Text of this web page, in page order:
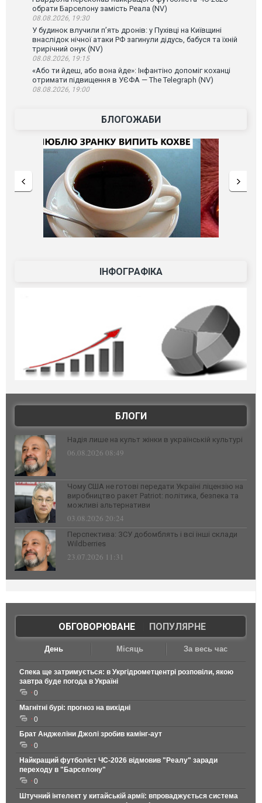
обрати Барселону замість Реала (NV)
08.08.2026, 19:30
У будинок влучили п’ять дронів: у Пухівці на Київщині
внаслідок нічної атаки РФ загинули дідусь, бабуся та їхній
трирічний онук (NV)
08.08.2026, 19:15
«Або ти йдеш, або вона йде»: Інфантіно допоміг коханці
отримати підвищення в УЄФА — The Telegraph (NV)
08.08.2026, 19:00
БЛОГОЖАБИ
ІНФОГРАФІКА
БЛОГИ
Надія лише на культ жінки в українській культурі
06.08.2026 08:49
Чому США не готові передати Україні ліцензію на
виробництво ракет Patriot: політика, безпека та
можливі альтернативи
03.08.2026 20:24
Перспектива: ЗСУ добомблять і всі інші склади
Wildberries
23.07.2026 11:31
ОБГОВОРЮВАНЕ| ПОПУЛЯРНЕ
День Місяць За весь час
Спека ще затримується: в Укргідрометцентрі розповіли, якою
завтра буде погода в Україні
0
Магнітні бурі: прогноз на вихідні
0
Брат Анджеліни Джолі зробив камінг-аут
0
Найкращий футболіст ЧС-2026 відмовив "Реалу" заради
переходу в "Барселону"
0
Штучний інтелект у китайській армії: впроваджується система